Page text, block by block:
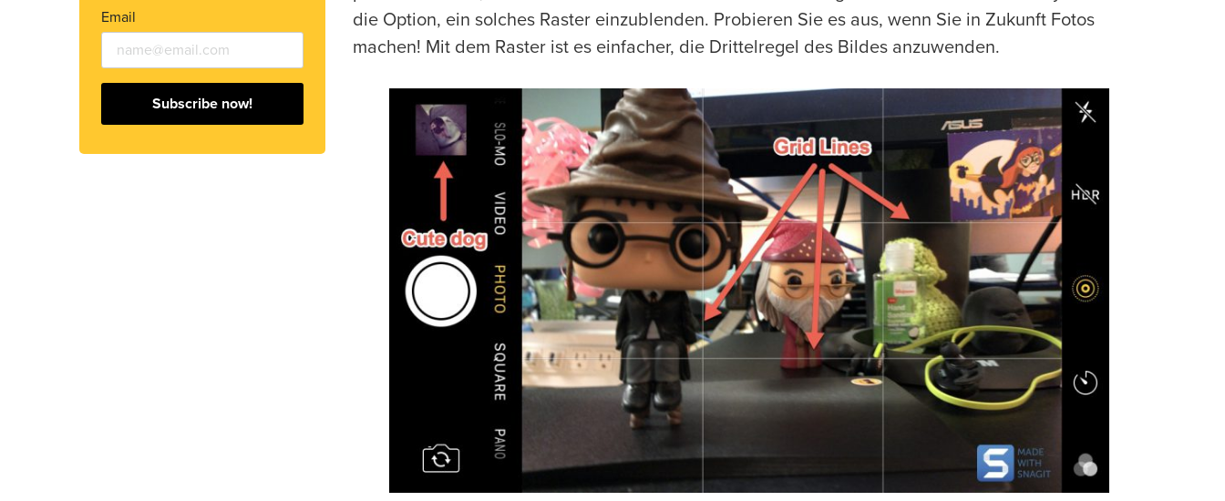
Email
Subscribe now!
die Option, ein solches Raster einzublenden. Probieren Sie es aus, wenn Sie in Zukunft Fotos
machen! Mit dem Raster ist es einfacher, die Drittelregel des Bildes anzuwenden.